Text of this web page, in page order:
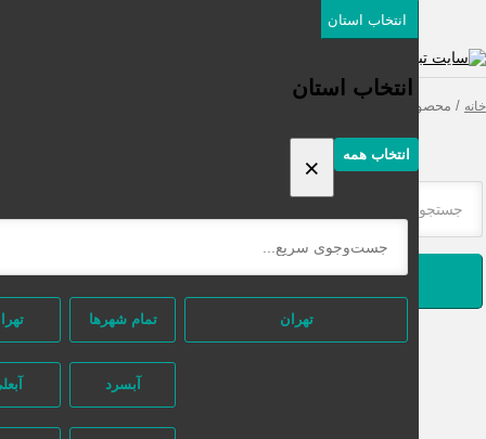
انتخاب استان
انتخاب استان
انتخاب همه ×
تهران تمام شهر‌ها تهران
برچسب خورده “نام تجاری اینترنتی سایت”
جستجو